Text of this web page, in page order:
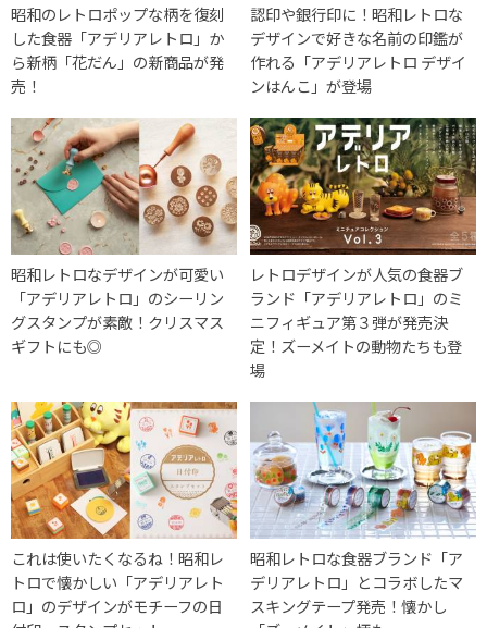
昭和のレトロポップな柄を復刻
した食器「アデリアレトロ」か
ら新柄「花だん」の新商品が発
売！
認印や銀行印に！昭和レトロな
デザインで好きな名前の印鑑が
作れる「アデリアレトロ デザイ
ンはんこ」が登場
昭和レトロなデザインが可愛い
「アデリアレトロ」のシーリン
グスタンプが素敵！クリスマス
ギフトにも◎
レトロデザインが人気の食器ブ
ランド「アデリアレトロ」のミ
ニフィギュア第３弾が発売決
定！ズーメイトの動物たちも登
場
これは使いたくなるね！昭和レ
トロで懐かしい「アデリアレト
ロ」のデザインがモチーフの日
昭和レトロな食器ブランド「ア
デリアレトロ」とコラボしたマ
スキングテープ発売！懐かし